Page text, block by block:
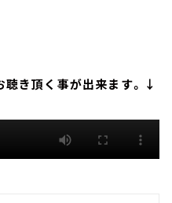
聴き頂く事が出来ます。↓